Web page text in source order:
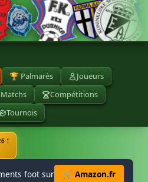
🏆 Palmarès
Joueurs
Matchs
Compétitions
Tournois
!
foot sur 🛒 Amazon.fr